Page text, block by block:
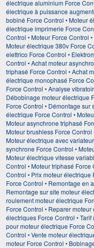
électrique aluminium Force
électrique à puissance
bobiné Force Control • Moteur
électrique imprimerie Force
Control • Moteur Force Control
Moteur électrique 380v Force
elettrico Force Control •
Control • Achat moteur
triphasé Force Control • Achat
électrique monophasé Force
Force Control • Analyse
Débobinage moteur électrique
Force Control • Démontage
électrique Force Control •
Moteur asynchrone triphasé
Moteur brushless Force Control
Moteur électrique avec
synchrone Force Control •
Moteur électrique vitesse
Control • Moteur triphasé
Control • Prix moteur
Force Control • Remontage en
Remontage sur site moteur
roulement moteur électrique
Force Control • Reparer
électriques Force Control •
pour moteur électrique Force
Control • Vente moteur
moteur Force Control •